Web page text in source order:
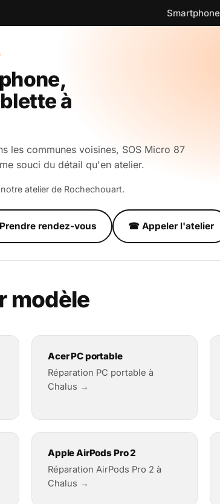
Smartphone
à
les communes voisines, SOS Micro 87
souci du détail qu'en atelier.
atelier de Rochechouart.
rendez-vous ☎ Appeler l'atelier
modèle
Acer PC portable
Réparation PC portable à
Chalus →
Apple AirPods Pro 2
Réparation AirPods Pro 2 à
Chalus →